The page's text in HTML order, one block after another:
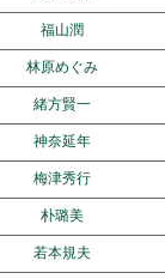
福山潤
林原めぐみ
緒方賢一
神奈延年
梅津秀行
朴璐美
若本規夫